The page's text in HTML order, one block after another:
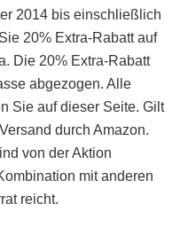
2014 bis einschließlich
20% Extra-Rabatt auf
Die 20% Extra-Rabatt
abgezogen. Alle
Sie auf dieser Seite. Gilt
durch Amazon.
von der Aktion
mit anderen
reicht.